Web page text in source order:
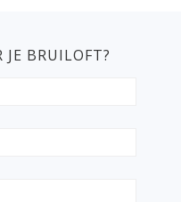
JE BRUILOFT?